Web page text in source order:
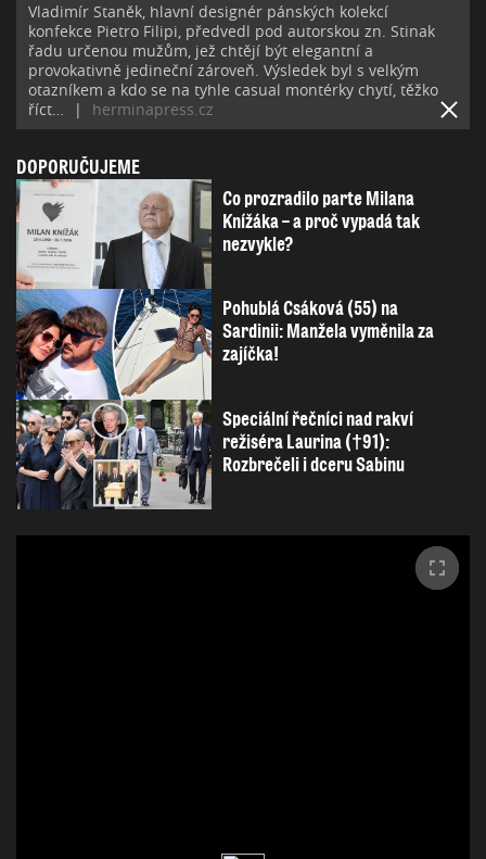
Vladimír Staněk, hlavní designér pánských kolekcí
konfekce Pietro Filipi, předvedl pod autorskou zn. Stinak
řadu určenou mužům, jež chtějí být elegantní a
provokativně jedineční zároveň. Výsledek byl s velkým
otazníkem a kdo se na tyhle casual montérky chytí, těžko
říct…
| herminapress.cz
DOPORUČUJEME
Co prozradilo parte Milana
Knížáka – a proč vypadá tak
nezvykle?
Pohublá Csáková (55) na
Sardinii: Manžela vyměnila za
zajíčka!
Speciální řečníci nad rakví
režiséra Laurina (†91):
Rozbrečeli i dceru Sabinu